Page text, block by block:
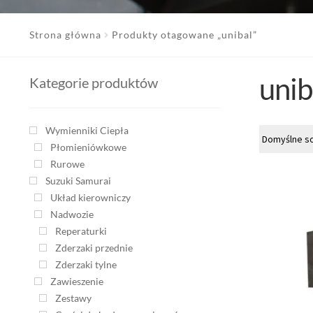
Strona główna Produkty otagowane „unibal”
Kategorie produktów
Wymienniki Ciepła
Płomieniówkowe
Rurowe
Suzuki Samurai
Układ kierowniczy
Nadwozie
Reperaturki
Zderzaki przednie
Zderzaki tylne
Zawieszenie
Zestawy